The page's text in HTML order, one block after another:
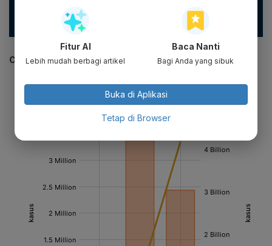
#satgascovid19 #ingatpesanibu #pakaimasker #jagajarak
#cucitangan
CEK JUGA DATA INI
Fitur AI
Lebih mudah berbagi artikel
Baca Nanti
Bagi Anda yang sibuk
Buka di Aplikasi
Tetap di Browser